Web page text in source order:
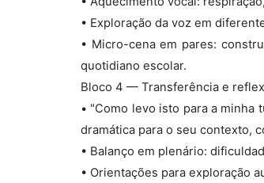
• Exploração da voz em
• Micro-cena em pares:
quotidiano escolar.
Bloco 4 — Transferência e
• "Como levo isto para a
dramática para o seu contexto,
• Balanço em plenário:
• Orientações para exploração